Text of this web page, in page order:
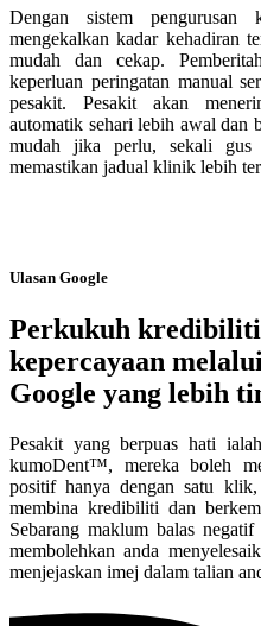
Dengan sistem
mengekalkan kadar kehadiran
mudah dan cekap.
keperluan peringatan manual
pesakit. Pesakit akan
automatik sehari lebih awal dan
mudah jika perlu, sekali gus
memastikan jadual klinik lebih
Ulasan Google
Perkukuh
kepercayaan
Google yang lebih
Pesakit yang berpuas hati
kumoDent™, mereka boleh
positif hanya dengan satu
membina kredibiliti dan
Sebarang maklum balas
membolehkan anda
menjejaskan imej dalam talian